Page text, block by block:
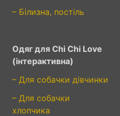
– Білизна, постіль
Одяг для Chi Chi Love
(інтерактивна)
– Для собачки дівчинки
– Для собачки
хлопчика